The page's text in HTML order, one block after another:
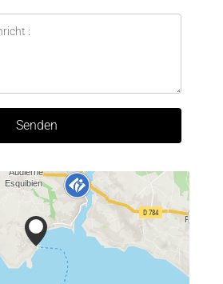
Senden